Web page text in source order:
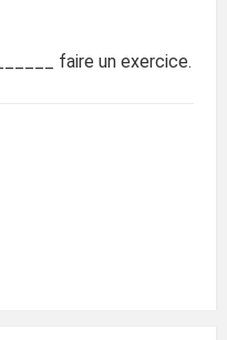
faire un exercice.